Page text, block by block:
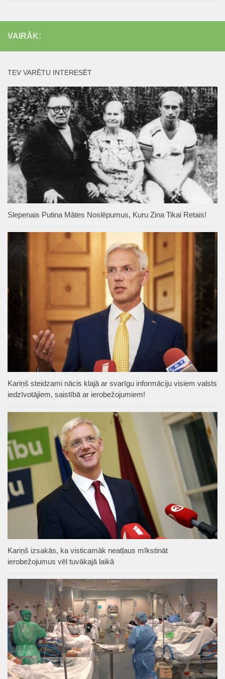
VAIRĀK:
TEV VARĒTU INTERESĒT
Slepenais Putina Mātes Noslēpumus, Kuru Zina Tikai Retais!
Kariņš steidzami nācis klajā ar svarīgu informāciju visiem valsts
iedzīvotājiem, saistībā ar ierobežojumiem!
Kariņš izsakās, ka visticamāk neatļaus mīkstināt
ierobežojumus vēl tuvākajā laikā